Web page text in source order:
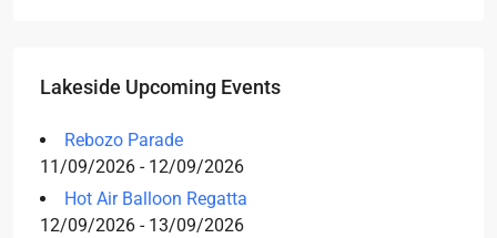
Lakeside Upcoming Events
Rebozo Parade
11/09/2026 - 12/09/2026
Hot Air Balloon Regatta
12/09/2026 - 13/09/2026